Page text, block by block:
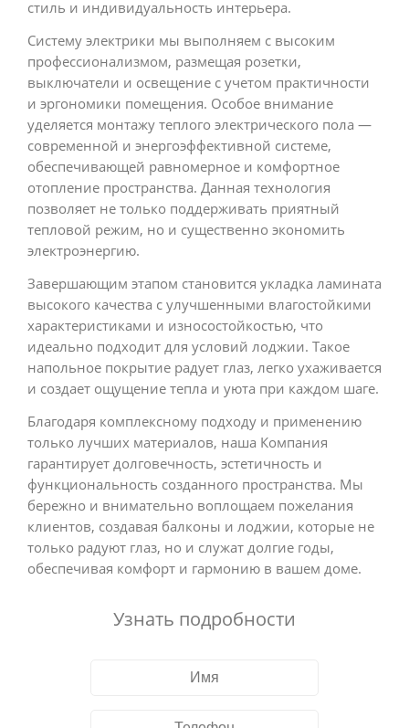
стиль и индивидуальность интерьера.
Систему электрики мы выполняем с высоким
профессионализмом, размещая розетки,
выключатели и освещение с учетом практичности
и эргономики помещения. Особое внимание
уделяется монтажу теплого электрического пола —
современной и энергоэффективной системе,
обеспечивающей равномерное и комфортное
отопление пространства. Данная технология
позволяет не только поддерживать приятный
тепловой режим, но и существенно экономить
электроэнергию.
Завершающим этапом становится укладка ламината
высокого качества с улучшенными влагостойкими
характеристиками и износостойкостью, что
идеально подходит для условий лоджии. Такое
напольное покрытие радует глаз, легко ухаживается
и создает ощущение тепла и уюта при каждом шаге.
Благодаря комплексному подходу и применению
только лучших материалов, наша Компания
гарантирует долговечность, эстетичность и
функциональность созданного пространства. Мы
бережно и внимательно воплощаем пожелания
клиентов, создавая балконы и лоджии, которые не
только радуют глаз, но и служат долгие годы,
обеспечивая комфорт и гармонию в вашем доме.
Узнать подробности